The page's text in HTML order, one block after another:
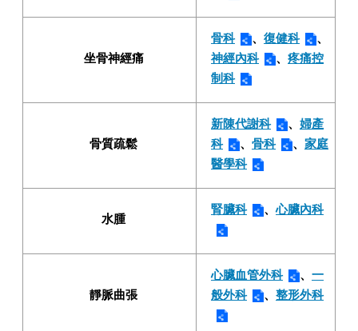
坐骨神經痛
骨科 、 復健科
、
神經內科
、 疼痛控
制科
骨質疏鬆
新陳代謝科 、 婦產
科
、 骨科 、 家庭
醫學科
水腫
腎臟科 、心臟內科
靜脈曲張
心臟血管外科 、 一
般外科
、 整形外科